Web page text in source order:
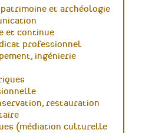
et archéologie
et continue
professionnel
ingénierie
restauration
(médiation culturelle